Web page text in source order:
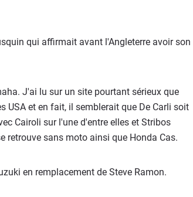
qui affirmait avant l'Angleterre avoir son
J'ai lu sur un site pourtant sérieux que
USA et en fait, il semblerait que De Carli soit
Cairoli sur l'une d'entre elles et Stribos
retrouve sans moto ainsi que Honda Cas.
en remplacement de Steve Ramon.